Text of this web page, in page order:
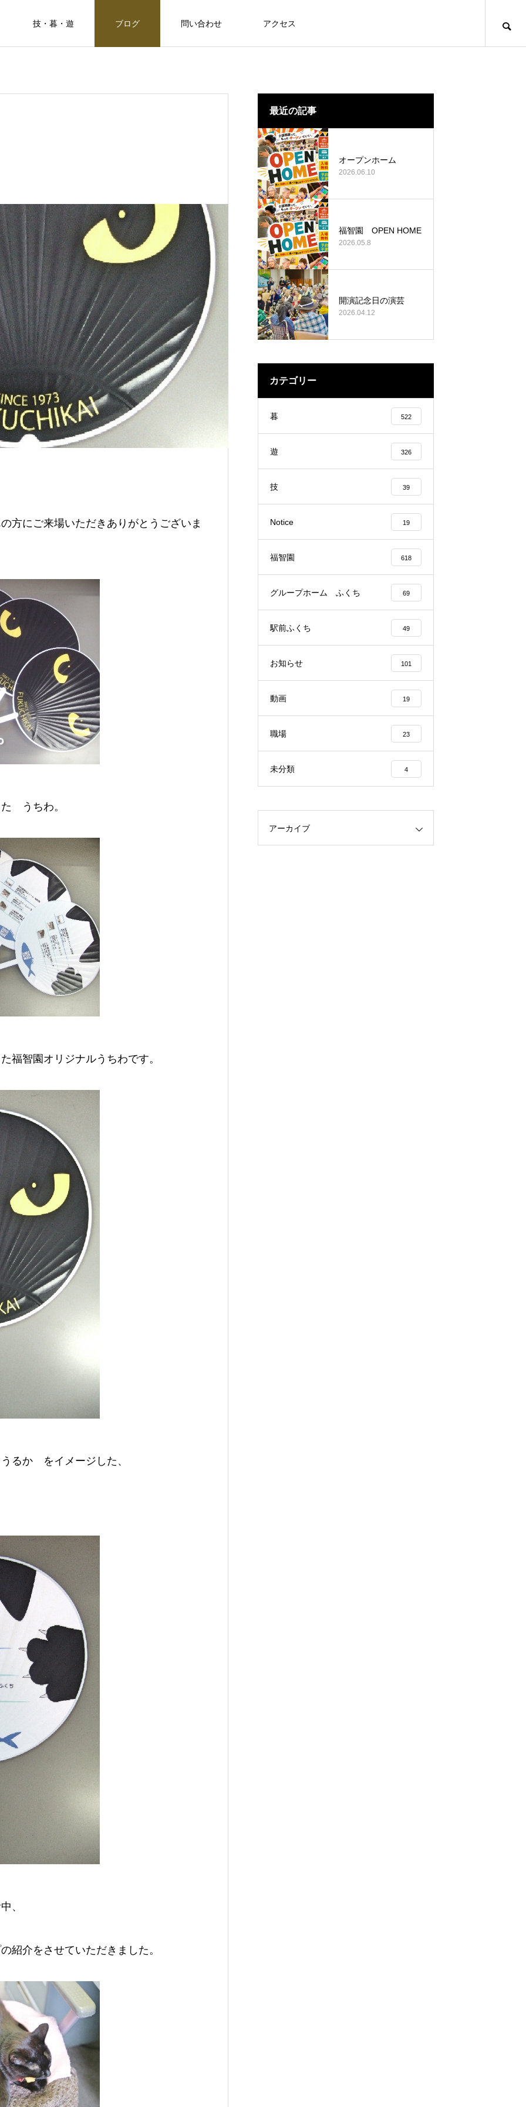
技・暮・遊 ブログ 問い合わせ アクセス
方にご来場いただきありがとうございま
うちわ。
福智園オリジナルうちわです。
か をイメージした、
、
紹介をさせていただきました。
最近の記事
オープンホーム
2026.06.10
福智園 OPEN HOME
2026.05.8
開演記念日の演芸
2026.04.12
カテゴリー
暮 522
遊 326
技 39
Notice 19
福智園 618
グループホーム ふくち 69
駅前ふくち 49
お知らせ 101
動画 19
職場 23
未分類 4
アーカイブ